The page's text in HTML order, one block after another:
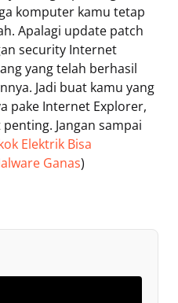
komputer kamu tetap
Apalagi update patch
security Internet
yang telah berhasil
Jadi buat kamu yang
pake Internet Explorer,
Jangan sampai
Elektrik Bisa
Ganas)